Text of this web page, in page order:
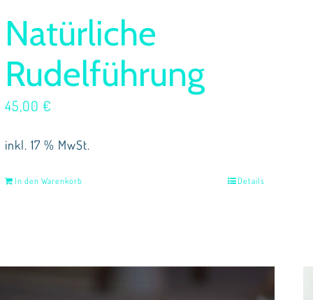
Natürliche
Rudelführung
45,00€
inkl. 17 % MwSt.
In den Warenkorb Details